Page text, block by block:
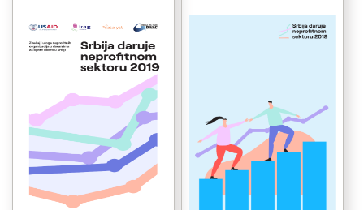
daruje
sektoru